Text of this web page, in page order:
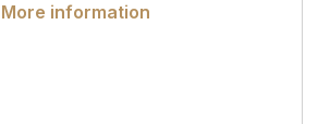
More information